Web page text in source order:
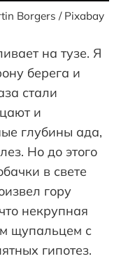
Borgers / Pixabay
на тузе. Я
берега и
стали
и
глубины ада,
Но до этого
в свете
гору
некрупная
щупальцем с
гипотез.